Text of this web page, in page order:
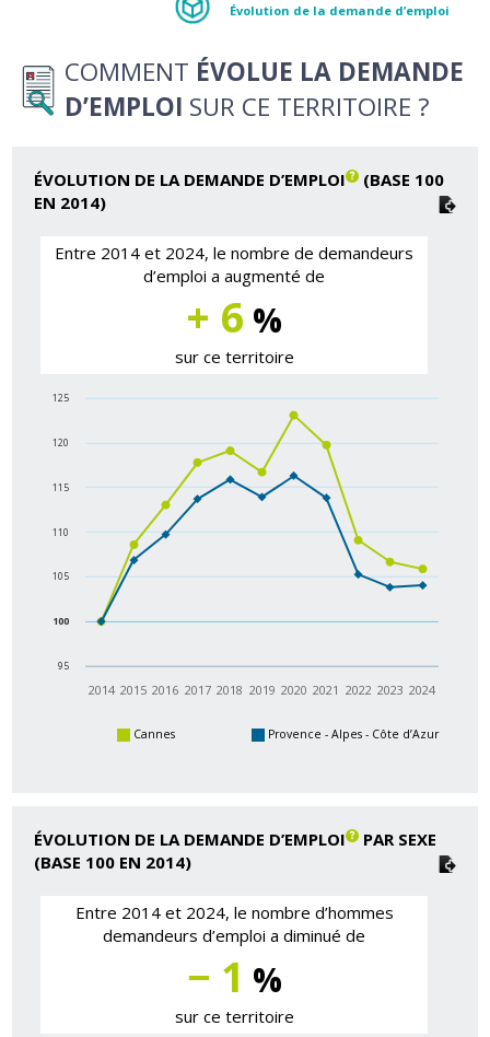
Évolution de la demande d’emploi
COMMENT ÉVOLUE LA DEMANDE
D’EMPLOI SUR CE TERRITOIRE ?
ÉVOLUTION DE LA DEMANDE D’EMPLOI
(BASE 100
EN 2014)
Entre 2014 et 2024, le nombre de demandeurs
d’emploi a augmenté de
+ 6 %
sur ce territoire
2014 2015 2016 2017 2018 2019 2020 2021 2022 2023 2024
95
100
105
110
115
120
125
Cannes Provence - Alpes - Côte d’Azur
ÉVOLUTION DE LA DEMANDE D’EMPLOI
PAR SEXE
(BASE 100 EN 2014)
Entre 2014 et 2024, le nombre d’hommes
demandeurs d’emploi a diminué de
− 1 %
sur ce territoire